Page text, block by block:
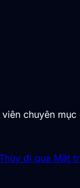
chuyên
đi qua Mặt